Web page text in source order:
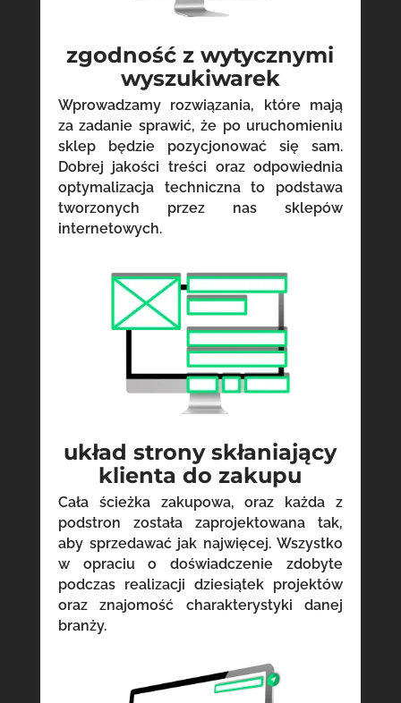
zgodność z wytycznymi
wyszukiwarek
Wprowadzamy rozwiązania, które mają
za zadanie sprawić, że po uruchomieniu
sklep będzie pozycjonować się sam.
Dobrej jakości treści oraz odpowiednia
optymalizacja techniczna to podstawa
tworzonych przez nas sklepów
internetowych.
układ strony skłaniający
klienta do zakupu
Cała ścieżka zakupowa, oraz każda z
podstron została zaprojektowana tak,
aby sprzedawać jak najwięcej. Wszystko
w opraciu o doświadczenie zdobyte
podczas realizacji dziesiątek projektów
oraz znajomość charakterystyki danej
branży.